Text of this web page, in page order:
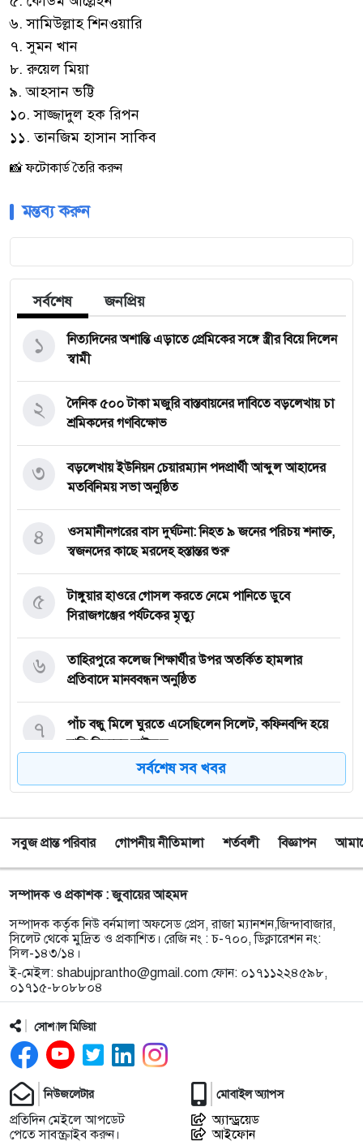
৬. সামিউল্লাহ শিনওয়ারি
৭. সুমন খান
৮. রুয়েল মিয়া
৯. আহসান ভট্টি
১০. সাজ্জাদুল হক রিপন
১১. তানজিম হাসান সাকিব
📸 ফটোকার্ড তৈরি করুন
মন্তব্য করুন
সর্বশেষ জনপ্রিয়
নিত্যদিনের অশান্তি এড়াতে প্রেমিকের সঙ্গে স্ত্রীর বিয়ে দিলেন
স্বামী
১
দৈনিক ৫০০ টাকা মজুরি বাস্তবায়নের দাবিতে বড়লেখায় চা
শ্রমিকদের গণবিক্ষোভ
২
বড়লেখায় ইউনিয়ন চেয়ারম্যান পদপ্রার্থী আব্দুল আহাদের
মতবিনিময় সভা অনুষ্ঠিত
৩
‎ওসমানীনগরের বাস দুর্ঘটনা: নিহত ৯ জনের পরিচয় শনাক্ত,
স্বজনদের কাছে মরদেহ হস্তান্তর শুরু
৪
টাঙ্গুয়ার হাওরে গোসল করতে নেমে পানিতে ডুবে
সিরাজগঞ্জের পর্যটকের মৃত্যু
৫
তাহিরপুরে কলেজ শিক্ষার্থীর উপর অতর্কিত হামলার
প্রতিবাদে মানববন্ধন অনুষ্ঠিত
৬
পাঁচ বন্ধু মিলে ঘুরতে এসেছিলেন সিলেট, কফিনবন্দি হয়ে
বাড়ি ফিরছেন সাইফুল
৭
সিলেটে অনুষ্ঠান শেষে ফেরার পথে সড়ক দুর্ঘটনায় প্রাণ গেল
৮
ওসমানীনগরে ইউনিক ও বেঙ্গল পরিবহনের সংঘর্ষ, নিহত ৯
আহত অন্তত ২৫
ফেসবুক অ্যাড পেমেন্টে যুক্ত হলো ‘বিকাশ
১০
সিলেটে চার বছরের শিশু ফাহিমা ধর্ষণ ও হত্যা মামলায়
জাকিরের ফাঁসি, ৫ লাখ টাকা জরিমানা
১১
নয়াদিল্লিতে সাজাপ্রাপ্ত গণহত্যাকারী শেখ হাসিনাকে
সংবাদমাধ্যমের মুখোমুখি হতে দেওয়ায় ঢাকার তীব্র ক্ষোভ
১২
বড়লেখায় গণভোটের রায় ও জুলাই সনদ বাস্তবায়নের
দাবিতে জামায়াতের সমাবেশ ও গণমিছিল
১৩
সর্বশেষ সব খবর
সবুজ প্রান্ত পরিবার গোপনীয় নীতিমালা শর্তবলী বিজ্ঞাপন
সম্পাদক ও প্রকাশক : জুবায়ের আহমদ
সম্পাদক কর্তৃক নিউ বর্নমালা অফসেড প্রেস, রাজা ম্যানশন,জিন্দাবাজার,
সিলেট থেকে মুদ্রিত ও প্রকাশিত। রেজি নং : চ-৭০০, ডিক্লারেশন নং:
সিল-১৪৩/১৪।
ই-মেইল: shabujprantho@gmail.com ফোন: ০১৭১১২২৪৫৯৮,
০১৭১৫-৮০৮৮০৪
সোশ্যাল মিডিয়া
নিউজলেটার
প্রতিদিন মেইলে আপডেট
পেতে সাবস্ক্রাইব করুন।
মোবাইল অ্যাপস
অ্যান্ড্রয়েড
আইফোন